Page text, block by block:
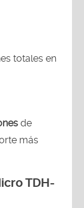
totales en
de
más
TDH-